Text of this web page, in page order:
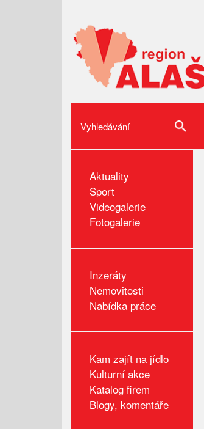
Aktuality
Sport
Videogalerie
Fotogalerie
Inzeráty
Nemovitosti
Nabídka práce
Kam zajít na jídlo
Kulturní akce
Katalog firem
Blogy, komentáře